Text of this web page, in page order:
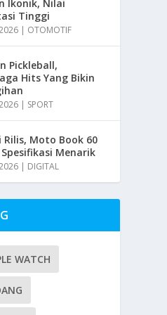
Ikonik, Nilai
Tinggi
| OTOMOTIF
Pickleball,
Hits Yang Bikin
| SPORT
Rilis, Moto Book 60
Menarik
| DIGITAL
WATCH